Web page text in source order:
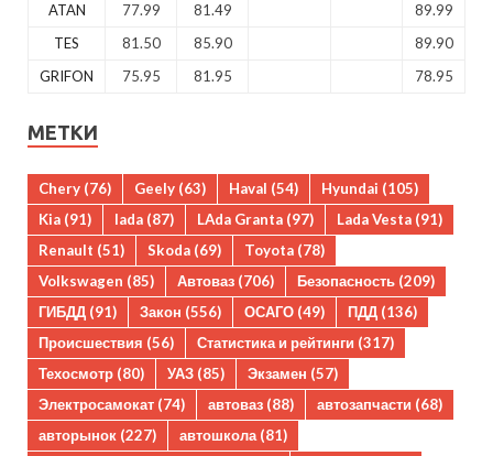
ATAN 77.99 81.49
89.99
TES
81.50 85.90
89.90
GRIFON
75.95 81.95 78.95
МЕТКИ
Chery (76) Geely (63) Haval (54) Hyundai (105)
Kia (91) lada (87) LAda Granta (97) Lada Vesta (91)
Renault (51) Skoda (69) Toyota (78)
Volkswagen (85) Автоваз (706) Безопасность (209)
ГИБДД (91) Закон (556) ОСАГО (49) ПДД (136)
Происшествия (56) Статистика и рейтинги (317)
Техосмотр (80) УАЗ (85) Экзамен (57)
Электросамокат (74) автоваз (88) автозапчасти (68)
авторынок (227) автошкола (81)